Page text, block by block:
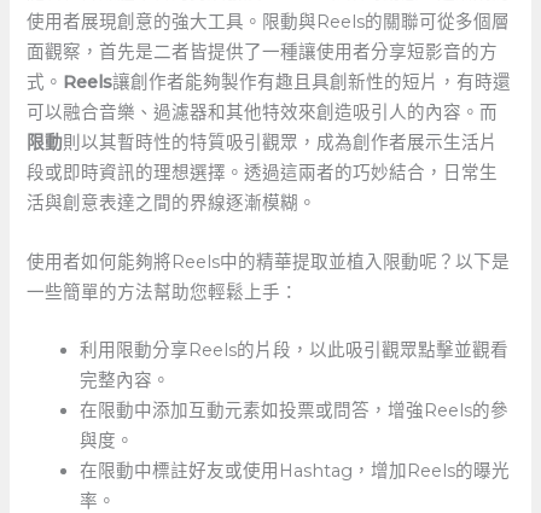
使用者展現創意的強大工具。限動與Reels的關聯可從多個層
面觀察，首先是二者皆提供了一種讓使用者分享短影音的方
式。 Reels讓創作者能夠製作有趣且具創新性的短片，有時還
可以融合音樂、過濾器和其他特效來創造吸引人的內容。而
限動則以其暫時性的特質吸引觀眾，成為創作者展示生活片
段或即時資訊的理想選擇。透過這兩者的巧妙結合，日常生
活與創意表達之間的界線逐漸模糊。
使用者如何能夠將Reels中的精華提取並植入限動呢？以下是
一些簡單的方法幫助您輕鬆上手：
利用限動分享Reels的片段，以此吸引觀眾點擊並觀看
完整內容。
在限動中添加互動元素如投票或問答，增強Reels的參
與度。
在限動中標註好友或使用Hashtag，增加Reels的曝光
率。